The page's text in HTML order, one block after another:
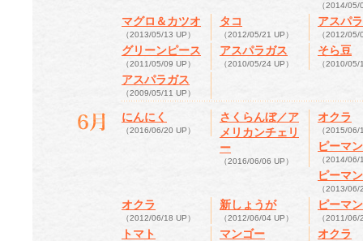
（2014/05/
マグロ＆カツオ
（2013/05/13 UP）
タコ
（2012/05/21 UP）
アスパ
（2012/05/
グリーンピース
（2011/05/09 UP）
アスパラガス
（2010/05/24 UP）
そら豆
（2010/05/
アスパラガス
（2009/05/11 UP）
にんにく
（2016/06/20 UP）
さくらんぼ／ア
メリカンチェリ
ー
（2016/06/06 UP）
オクラ
（2015/06/
ピーマン
（2014/06/
ピーマン
（2013/06/
オクラ
（2012/06/18 UP）
新しょうが
（2012/06/04 UP）
ピーマン
（2011/06/
トマト マンゴー オクラ